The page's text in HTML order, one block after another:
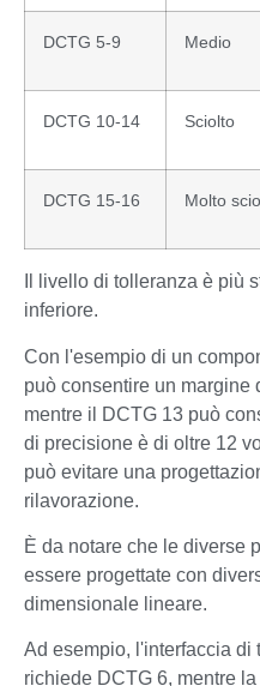
DCTG 5-9 Medio
DCTG 10-14 Sciolto
DCTG 15-16 Molto
Il livello di tolleranza è più
inferiore.
Con l'esempio di un
può consentire un margine
mentre il DCTG 13 può
di precisione è di oltre 12
può evitare una
rilavorazione.
È da notare che le diverse
essere progettate con
dimensionale lineare.
Ad esempio, l'interfaccia di
richiede DCTG 6, mentre